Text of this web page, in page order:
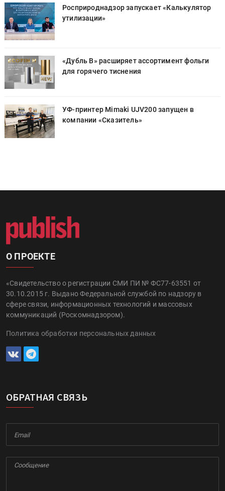
Росприроднадзор запускает «Калькулятор
утилизации»
«Дубль В» расширяет ассортимент фольги
для горячего тиснения
УФ-принтер Mimaki UJV200 запущен в
компании «Сказитель»
О ПРОЕКТЕ
«Свидетельство о регистрации СМИ ПИ № ФС77-63551 от
30.10.2015 г. Выдано Федеральной службой по надзору в
сфере связи, информационных технологий и массовых
коммуникаций (Роскомнадзором).
Политика обработки персональных данных
ОБРАТНАЯ СВЯЗЬ